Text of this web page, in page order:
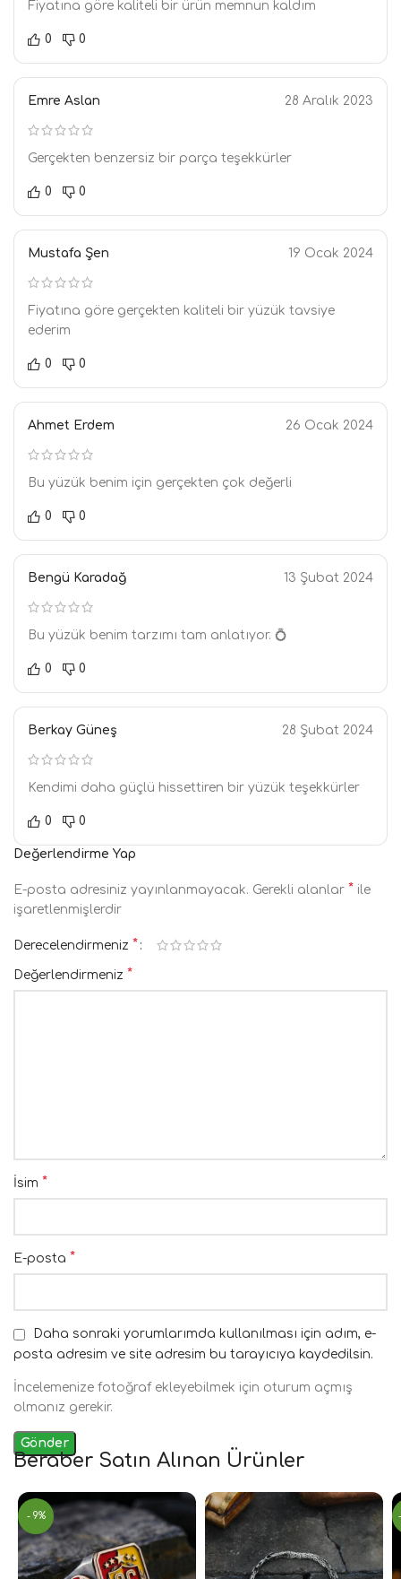
Fiyatına göre kaliteli bir ürün memnun kaldım
0 0
Emre Aslan 28 Aralık 2023
Gerçekten benzersiz bir parça teşekkürler
0 0
Mustafa Şen 19 Ocak 2024
Fiyatına göre gerçekten kaliteli bir yüzük tavsiye
ederim
0 0
Ahmet Erdem 26 Ocak 2024
Bu yüzük benim için gerçekten çok değerli
0 0
Bengü Karadağ 13 Şubat 2024
Bu yüzük benim tarzımı tam anlatıyor. 💍
0 0
Berkay Güneş 28 Şubat 2024
Kendimi daha güçlü hissettiren bir yüzük teşekkürler
0 0
Değerlendirme Yap
E-posta adresiniz yayınlanmayacak. Gerekli alanlar * ile
işaretlenmişlerdir
Derecelendirmeniz *
Değerlendirmeniz *
İsim *
E-posta *
Daha sonraki yorumlarımda kullanılması için adım, e-
posta adresim ve site adresim bu tarayıcıya kaydedilsin.
İncelemenize fotoğraf ekleyebilmek için oturum açmış
olmanız gerekir.
Beraber Satın Alınan Ürünler
- 9%